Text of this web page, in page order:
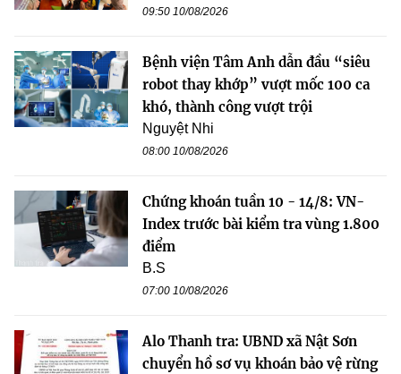
09:50 10/08/2026
Bệnh viện Tâm Anh dẫn đầu “siêu
robot thay khớp” vượt mốc 100 ca
khó, thành công vượt trội
Nguyệt Nhi
08:00 10/08/2026
Chứng khoán tuần 10 - 14/8: VN-
Index trước bài kiểm tra vùng 1.800
điểm
B.S
07:00 10/08/2026
Alo Thanh tra: UBND xã Nật Sơn
chuyển hồ sơ vụ khoán bảo vệ rừng